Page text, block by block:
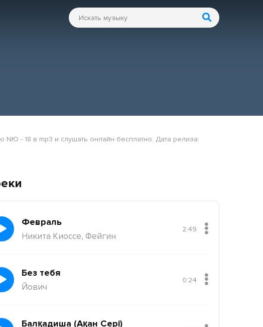
NЮ - 18 в mp3 и слушать онлайн бесплатно. Дата релиза:
Февраль
Никита Киоссе, Фейгин
2:49
Без тебя
Йович
0:24
Балқадиша (Ақан Сері)